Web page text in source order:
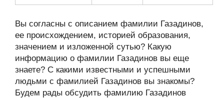
Вы согласны с описанием фамилии Газадинов,
ее происхождением, историей образования,
значением и изложенной сутью? Какую
информацию о фамилии Газадинов вы еще
знаете? С какими известными и успешными
людьми с фамилией Газадинов вы знакомы?
Будем рады обсудить фамилию Газадинов